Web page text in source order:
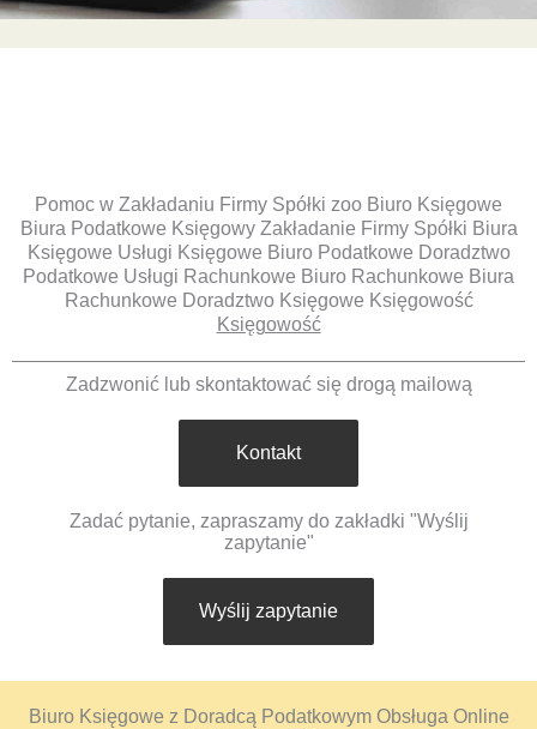
Pomoc w Zakładaniu Firmy Spółki zoo Biuro Księgowe
Biura Podatkowe Księgowy Zakładanie Firmy Spółki Biura
Księgowe Usługi Księgowe Biuro Podatkowe Doradztwo
Podatkowe Usługi Rachunkowe Biuro Rachunkowe Biura
Rachunkowe Doradztwo Księgowe Księgowość
Księgowość
Zadzwonić lub skontaktować się drogą mailową
Kontakt
Zadać pytanie, zapraszamy do zakładki "Wyślij
zapytanie"
Wyślij zapytanie
Biuro Księgowe z Doradcą Podatkowym Obsługa Online